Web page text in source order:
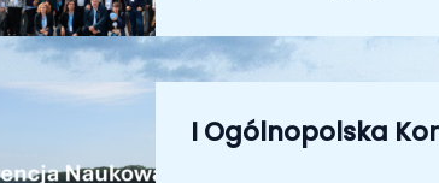
I Ogólnopolska